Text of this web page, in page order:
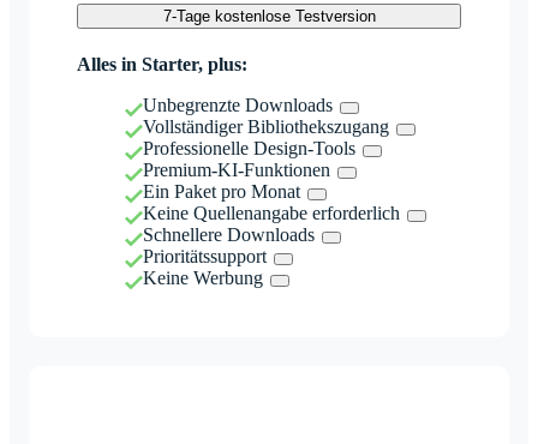
7-Tage kostenlose Testversion
Alles in Starter, plus:
Unbegrenzte Downloads
Vollständiger Bibliothekszugang
Professionelle Design-Tools
Premium-KI-Funktionen
Ein Paket pro Monat
Keine Quellenangabe erforderlich
Schnellere Downloads
Prioritätssupport
Keine Werbung